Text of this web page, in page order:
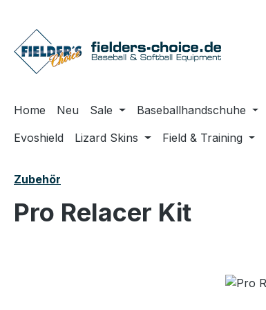
Home Neu Sale Baseballhandschuhe
Evoshield
Lizard Skins Field & Training
Zubehör
Pro Relacer Kit